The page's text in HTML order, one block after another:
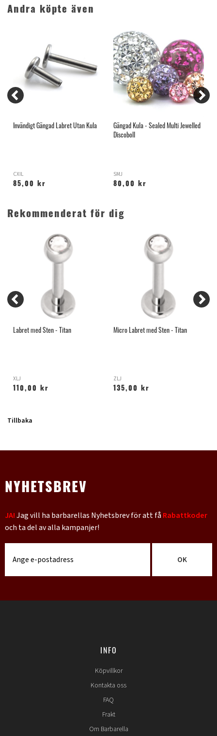
Andra köpte även
Invändigt Gängad Labret Utan Kula
CXIL
85,00 kr
Gängad Kula - Sealed Multi Jewelled
Discoboll
SMJ
80,00 kr
Rekommenderat för dig
Labret med Sten - Titan
XLJ
110,00 kr
Micro Labret med Sten - Titan
ZLJ
135,00 kr
Tillbaka
NYHETSBREV
JA!Jag vill ha barbarellas Nyhetsbrev för att fåRabattkoder
och ta del av alla kampanjer!
OK
INFO
Köpvillkor
Kontakta oss
FAQ
Frakt
Om Barbarella